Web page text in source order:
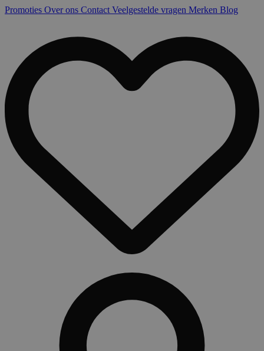
Promoties Over ons Contact Veelgestelde vragen Merken Blog